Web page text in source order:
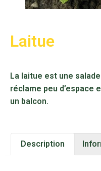
Laitue
La laitue est une
réclame peu d’espace
un balcon.
Description